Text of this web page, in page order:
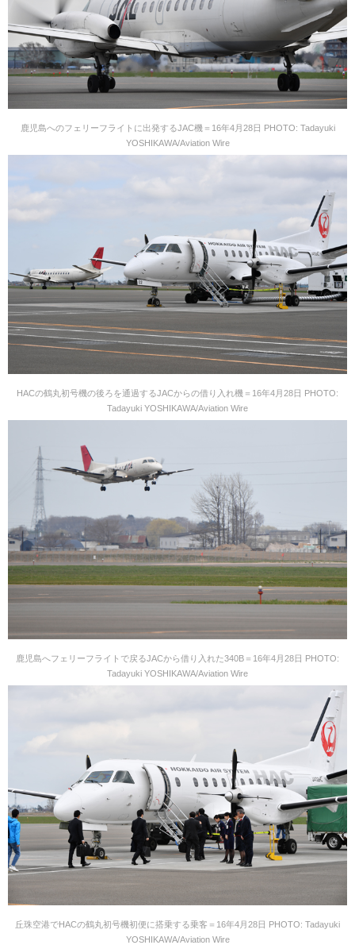
鹿児島へのフェリーフライトに出発するJAC機＝16年4月28日 PHOTO: Tadayuki
YOSHIKAWA/Aviation Wire
HACの鶴丸初号機の後ろを通過するJACからの借り入れ機＝16年4月28日 PHOTO:
Tadayuki YOSHIKAWA/Aviation Wire
鹿児島へフェリーフライトで戻るJACから借り入れた340B＝16年4月28日 PHOTO:
Tadayuki YOSHIKAWA/Aviation Wire
丘珠空港でHACの鶴丸初号機初便に搭乗する乗客＝16年4月28日 PHOTO: Tadayuki
YOSHIKAWA/Aviation Wire